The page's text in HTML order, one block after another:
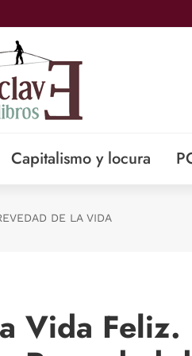
Capitalismo y locura
DE LA VIDA
Vida Feliz.